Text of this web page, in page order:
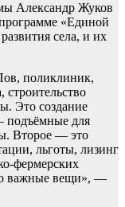
Александр Жуков
«Единой
села, и их
поликлиник,
строительство
Это создание
подъёмные для
Второе — это
льготы, лизинг
фермерских
важные вещи», —